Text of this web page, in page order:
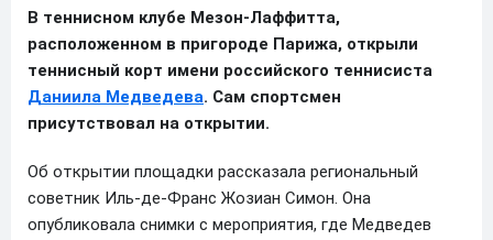
В теннисном клубе Мезон-Лаффитта,
расположенном в пригороде Парижа, открыли
теннисный корт имени российского теннисиста
Даниила Медведева. Сам спортсмен
присутствовал на открытии.
Об открытии площадки рассказала региональный
советник Иль-де-Франс Жозиан Симон. Она
опубликовала снимки с мероприятия, где Медведев